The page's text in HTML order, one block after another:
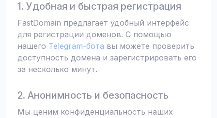
1. Удобная и быстрая регистрация
FastDomain предлагает удобный интерфейс
для регистрации доменов. С помощью
нашего Telegram-бота вы можете проверить
доступность домена и зарегистрировать его
за несколько минут.
2. Анонимность и безопасность
Мы ценим конфиденциальность наших